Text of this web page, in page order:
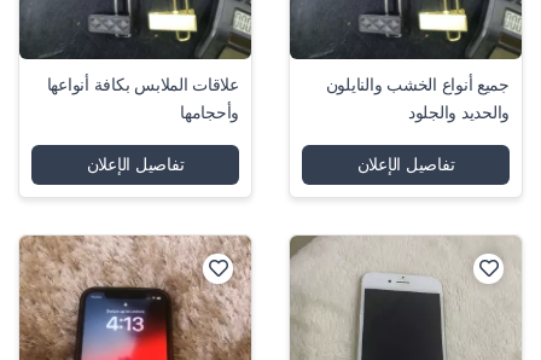
جميع أنواع الخشب والنايلون
والحديد والجلود
تفاصيل الإعلان
علاقات الملابس بكافة أنواعها
وأحجامها
تفاصيل الإعلان